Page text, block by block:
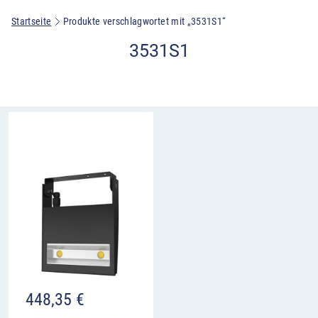
Startseite Produkte verschlagwortet mit „3531S1“
3531S1
448,35 €